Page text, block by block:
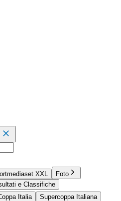
XXL
Foto
e Classifiche
Italia
Supercoppa Italiana